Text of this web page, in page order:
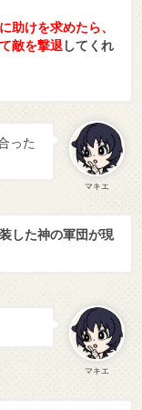
助けを求めたら、
敵を撃退 してくれ
マキエ
った
した神の軍団が現
マキエ